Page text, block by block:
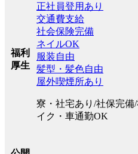
福利
厚生
正社員登用あり
交通費支給
社会保険完備
ネイルOK
服装自由
髪型・髪色自由
屋外喫煙所あり
寮・社宅あり/社保完
イク・車通勤OK